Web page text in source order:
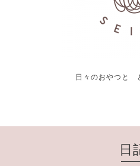
日々のおやつと
日